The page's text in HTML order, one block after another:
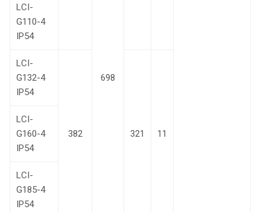
698
LCI-
G110-4
IP54
LCI-
G132-4
IP54
382 321 11
LCI-
G160-4
IP54
LCI-
G185-4
IP54